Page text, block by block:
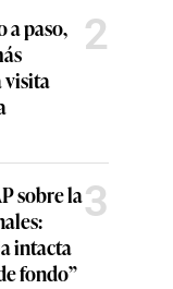
a paso,
visita
2
sobre la
intacta
fondo”
3